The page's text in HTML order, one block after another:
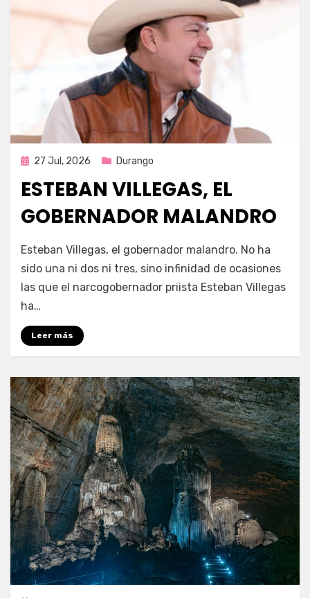
Publicada
27 Jul, 2026 Durango
ESTEBAN VILLEGAS, EL
GOBERNADOR MALANDRO
por Fernando Miranda Servín
Esteban Villegas, el gobernador malandro. No ha
sido una ni dos ni tres, sino infinidad de ocasiones
las que el narcogobernador priista Esteban Villegas
ha…
Leer más